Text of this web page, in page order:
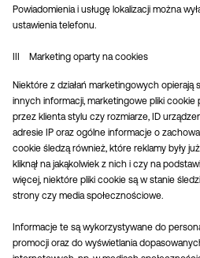
Powiadomienia i usługę lokalizacji można
ustawienia telefonu.
III Marketing oparty na cookies
Niektóre z działań marketingowych opierają
innych informacji, marketingowe pliki
przez klienta stylu czy rozmiarze, ID
adresie IP oraz ogólne informacje o
cookie śledzą również, które reklamy były
kliknął na jakąkolwiek z nich i czy na
więcej, niektóre pliki cookie są w stanie
strony czy media społecznościowe.
Informacje te są wykorzystywane do
promocji oraz do wyświetlania